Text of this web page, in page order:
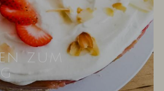
ZUM
Mama mit einem